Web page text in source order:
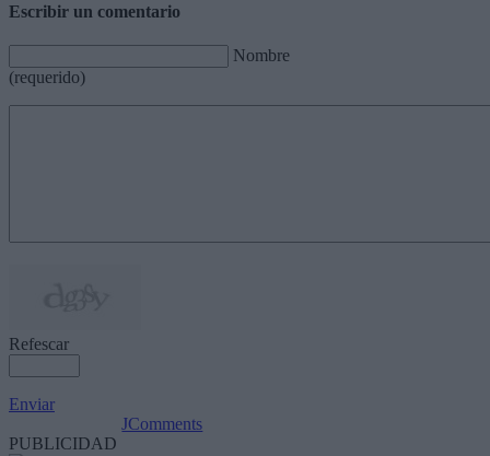
Escribir un comentario
Nombre
(requerido)
Refescar
Enviar
JComments
PUBLICIDAD